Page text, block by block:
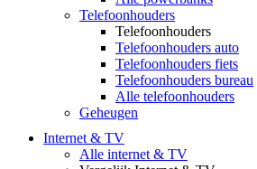
Telefoonhouders
Telefoonhouders
Telefoonhouders auto
Telefoonhouders fiets
Telefoonhouders bureau
Alle telefoonhouders
Geheugen
Internet & TV
Alle internet & TV